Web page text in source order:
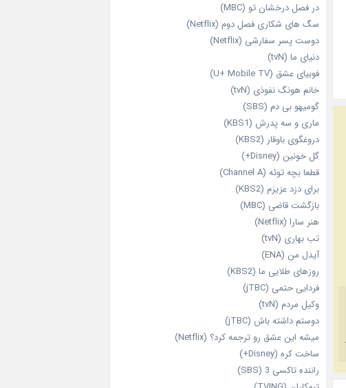
در فصل درخشان تو (MBC)
سگ های شکاری فصل دوم (Netflix)
دوست‌ پسر سفارشی (Netflix)
دنیای ما (tvN)
فوبیای عشق (U+ Mobile TV)
خانم هونگ نفوذی (tvN)
گومیهو بی دم (SBS)
ماری و سه پدرش (KBS1)
دروغگوی باوقار (KBS2)
گل خونین (Disney+)
قطعا بچه توئه (Channel A)
برای دزد عزیزم (KBS2)
بازگشت قاضی (MBC)
هنر سارا (Netflix)
تب بهاری (tvN)
آیدل من (ENA)
روزهای طلایی ما (KBS2)
فردایی حتمی (jTBC)
وکیل مردم (tvN)
دوستم داشته باش (jTBC)
میشه این عشق رو ترجمه کرد؟ (Netflix)
ساخت کره (Disney+)
راننده تاکسی 3 (SBS)